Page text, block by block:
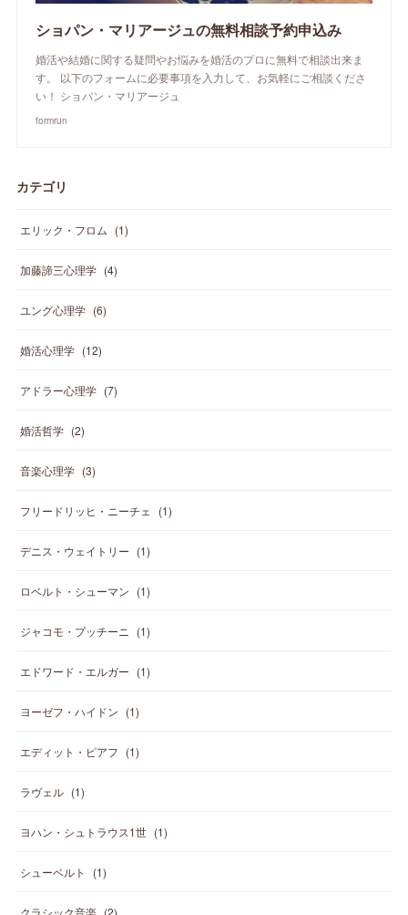
ショパン・マリアージュの無料相談予約申込み
婚活や結婚に関する疑問やお悩みを婚活のプロに無料で相談出来ま
す。 以下のフォームに必要事項を入力して、お気軽にご相談くださ
い！ ショパン・マリアージュ
formrun
カテゴリ
エリック・フロム (1)
加藤諦三心理学 (4)
ユング心理学 (6)
婚活心理学 (12)
アドラー心理学 (7)
婚活哲学 (2)
音楽心理学 (3)
フリードリッヒ・ニーチェ (1)
デニス・ウェイトリー (1)
ロベルト・シューマン (1)
ジャコモ・プッチーニ (1)
エドワード・エルガー (1)
ヨーゼフ・ハイドン (1)
エディット・ピアフ (1)
ラヴェル (1)
ヨハン・シュトラウス1世 (1)
シューベルト (1)